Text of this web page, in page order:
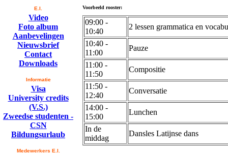
E.I.
Video
Foto album
Aanbevelingen
Nieuwsbrief
Contact
Downloads
Informatie
Visa
University credits
(V.S.)
Zweedse studenten -
CSN
Bildungsurlaub
Medewerkers E.I.
Voorbeeld rooster:
09:00 -
10:40
2 lessen grammatica en
10:40 -
11:00
Pauze
11:00 -
11:50
Compositie
11:50 -
12:40
Conversatie
14:00 -
15:00
Lunchen
In de
middag
Dansles Latijnse dans